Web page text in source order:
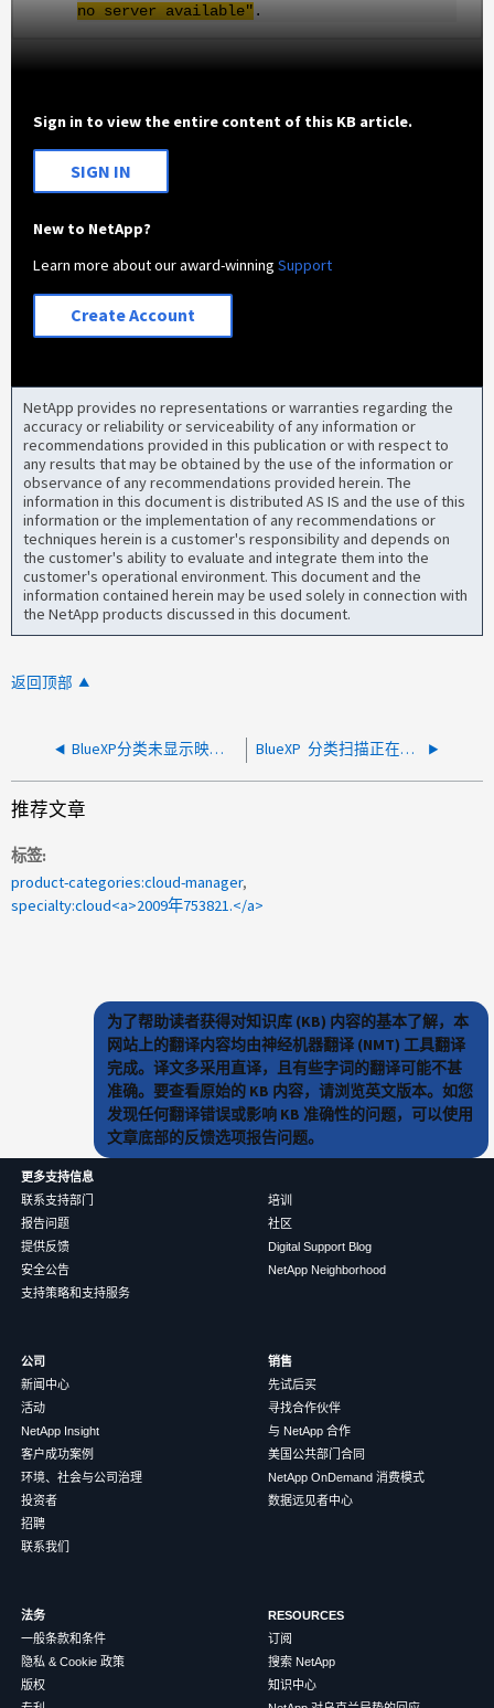
no server available" .
Sign in to view the entire content of this KB article.
SIGN IN
New to NetApp?
Learn more about our award-winningSupport
Create Account
NetApp provides no representations or warranties regarding the
accuracy or reliability or serviceability of any information or
recommendations provided in this publication or with respect to
any results that may be obtained by the use of the information or
observance of any recommendations provided herein. The
information in this document is distributed AS IS and the use of this
information or the implementation of any recommendations or
techniques herein is a customer's responsibility and depends on
the customer's ability to evaluate and integrate them into the
customer's operational environment. This document and the
information contained herein may be used solely in connection with
the NetApp products discussed in this document.
返回顶部
BlueXP分类未显示映射的卷配置 BlueXP 分类扫描正在更改文件上的上次修改日期
推荐文章
标签
product-categories:cloud-manager
specialty:cloud<a>2009年753821.</a>
为了帮助读者获得对知识库 (KB) 内容的基本了解，本
网站上的翻译内容均由神经机器翻译 (NMT) 工具翻译
完成。译文多采用直译，且有些字词的翻译可能不甚
准确。要查看原始的 KB 内容，请浏览英文版本。如您
发现任何翻译错误或影响 KB 准确性的问题，可以使用
文章底部的反馈选项报告问题。
更多支持信息
联系支持部门
报告问题
提供反馈
安全公告
支持策略和支持服务
培训
社区
Digital Support Blog
NetApp Neighborhood
公司
新闻中心
活动
NetApp Insight
客户成功案例
环境、社会与公司治理
投资者
招聘
联系我们
销售
先试后买
寻找合作伙伴
与 NetApp 合作
美国公共部门合同
NetApp OnDemand 消费模式
数据远见者中心
法务
一般条款和条件
隐私 & Cookie 政策
版权
RESOURCES
订阅
搜索 NetApp
知识中心